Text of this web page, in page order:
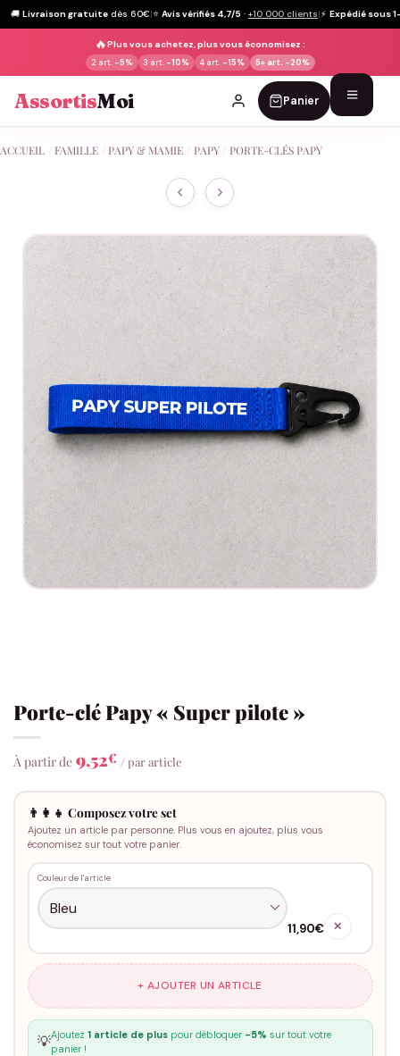
🚚 Livraison gratuite dès 60€|⭐ Avis vérifiés 4,7/5 · +10 000 clients|⚡ Expédié sous
🔥Plus vous achetez, plus vous économisez :
2 art. -5% 3 art. -10% 4 art. -15% 5+ art. -20%
AssortisMoi Panier
au
ACCUEIL FAMILLE PAPY & MAMIE PAPY PORTE-CLÉS PAPY
Porte-clé Papy « Super pilote »
À partir de 9,52€ / par article
👨‍👩‍👧 Composez votre set
Ajoutez un article par personne. Plus vous en ajoutez, plus vous
économisez sur tout votre panier.
Couleur de l'article
11,90€ ✕
+ AJOUTER UN ARTICLE
💡Ajoutez 1 article de pluspour débloquer -5% sur tout votre
panier !